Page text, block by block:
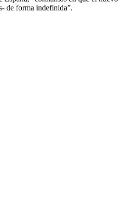
de forma indefinida”.